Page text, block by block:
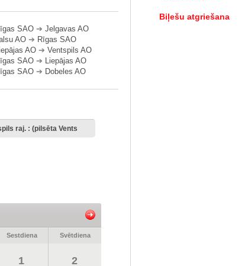
SAO➔ Jelgavas AO
AO➔ Rīgas SAO
AO➔ Ventspils AO
SAO➔ Liepājas AO
SAO➔ Dobeles AO
Sestdiena Svētdiena
1 2
Biļešu atgriešana